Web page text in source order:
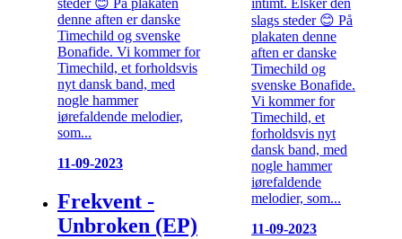
steder 😊 På plakaten
denne aften er danske
Timechild og svenske
Bonafide. Vi kommer for
Timechild, et forholdsvis
nyt dansk band, med
nogle hammer
iørefaldende melodier,
som...
11-09-2023
Frekvent -
Unbroken (EP)
slags steder 😊 På
plakaten denne
aften er danske
Timechild og
svenske Bonafide.
Vi kommer for
Timechild, et
forholdsvis nyt
dansk band, med
nogle hammer
iørefaldende
melodier, som...
11-09-2023